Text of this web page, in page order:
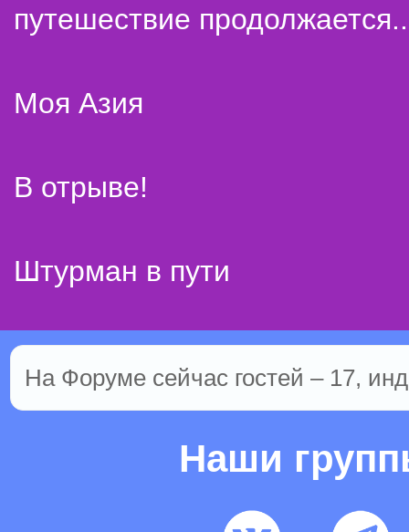
путешествие
Моя Азия
В отрыве!
Штурман в пути
На Форуме сейчас гостей – 17,
Наши